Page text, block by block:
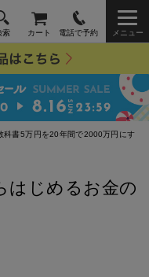
索 カート 電話で予約 メニュー
書5万円を20年間で2000万円にす
はじめるお金の